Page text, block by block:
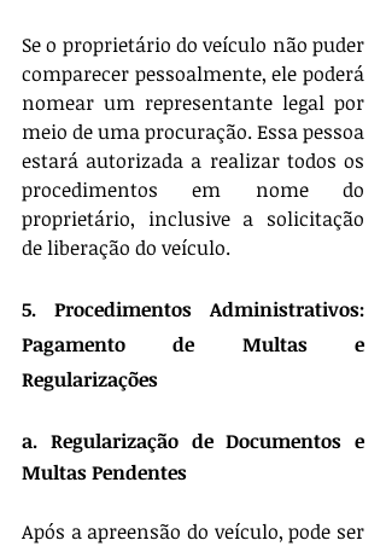
Se o proprietário do veículo não puder
comparecer pessoalmente, ele poderá
nomear um representante legal por
meio de uma procuração. Essa pessoa
estará autorizada a realizar todos os
procedimentos em nome do
proprietário, inclusive a solicitação
de liberação do veículo.
5. Procedimentos Administrativos:
Pagamento de Multas e
Regularizações
a. Regularização de Documentos e
Multas Pendentes
Após a apreensão do veículo, pode ser